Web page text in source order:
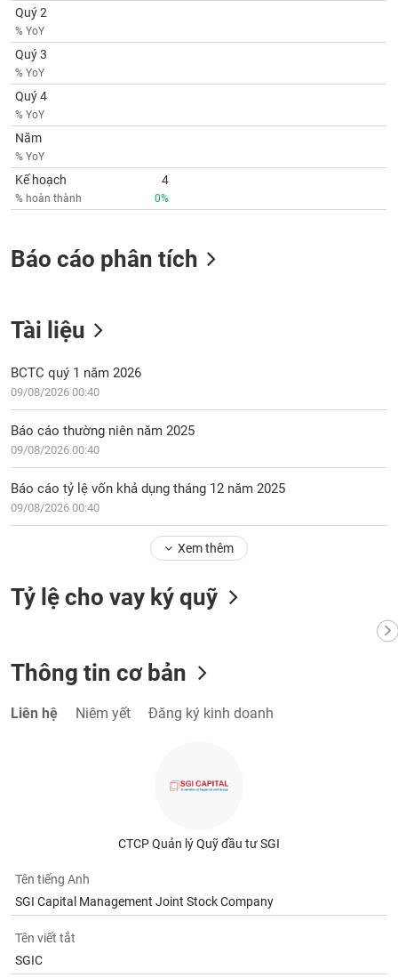
Quý 2
% YoY
Quý 3
% YoY
Quý 4
% YoY
Năm
% YoY
Kế hoạch
% hoàn thành
4
0%
Báo cáo phân tích
Tài liệu
BCTC quý 1 năm 2026
09/08/2026 00:40
Báo cáo thường niên năm 2025
09/08/2026 00:40
Báo cáo tỷ lệ vốn khả dụng tháng 12 năm 2025
09/08/2026 00:40
Xem thêm
Tỷ lệ cho vay ký quỹ
Thông tin cơ bản
Liên hệ Niêm yết Đăng ký kinh doanh
CTCP Quản lý Quỹ đầu tư SGI
Tên tiếng Anh
SGI Capital Management Joint Stock Company
Tên viết tắt
SGIC
Truyền
thông
tài
chính
liệu
tài
chính